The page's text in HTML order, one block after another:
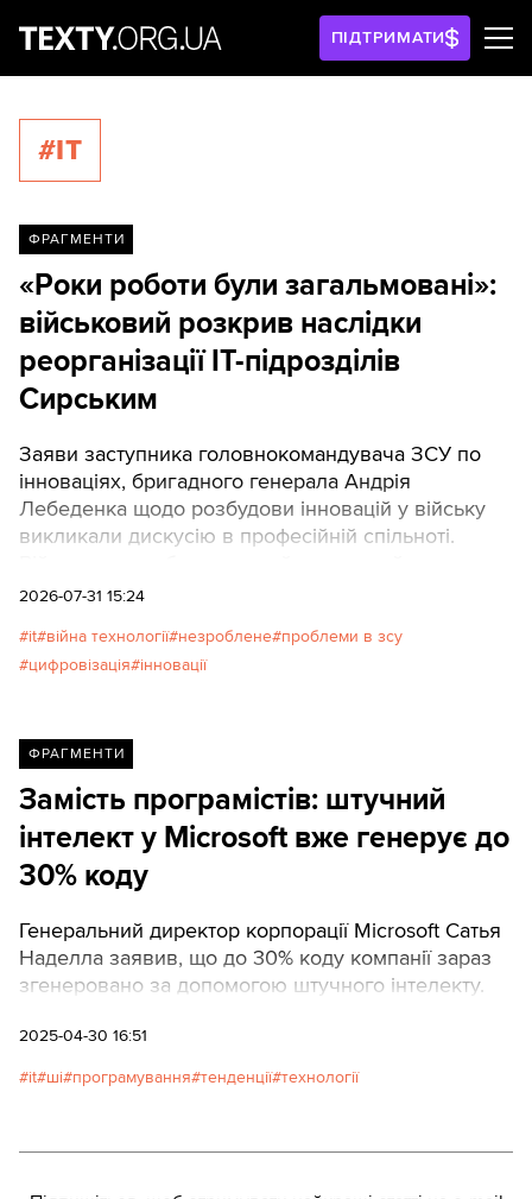
ПІДТРИМАТИ
#IT
ФРАГМЕНТИ
«Роки роботи були загальмовані»:
військовий розкрив наслідки
реорганізації IT-підрозділів
Сирським
Заяви заступника головнокомандувача ЗСУ по
інноваціях, бригадного генерала Андрія
Лебеденка щодо розбудови інновацій у війську
викликали дискусію в професійній спільноті.
цифровізації з 2022 року та дописує під ніком
прокоментував слова генерала, розповівши про
перебіг розформування ключових технологічних
2026-07-31 15:24
it війна технології незроблене проблеми в зсу
цифровізація інновації
ФРАГМЕНТИ
Замість програмістів: штучний
інтелект у Microsoft вже генерує до
30% коду
Генеральний директор корпорації Microsoft Сатья
Наделла заявив, що до 30% коду компанії зараз
згенеровано за допомогою штучного інтелекту.
2025-04-30 16:51
it ші програмування тенденції технології